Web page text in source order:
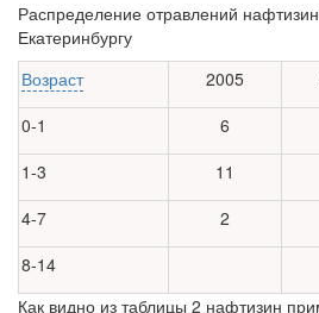
Распределение отравлений
Екатеринбургу
Возраст
2005
0-1
6
1-3
11
4-7
2
8-14
Как видно из таблицы 2 нафтизин